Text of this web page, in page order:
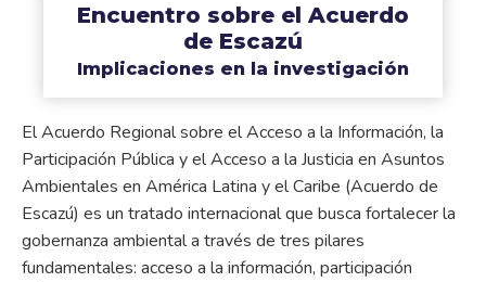
Encuentro sobre el Acuerdo
de Escazú
Implicaciones en la investigación
El Acuerdo Regional sobre el Acceso a la Información, la
Participación Pública y el Acceso a la Justicia en Asuntos
Ambientales en América Latina y el Caribe (Acuerdo de
Escazú) es un tratado internacional que busca fortalecer la
gobernanza ambiental a través de tres pilares
fundamentales: acceso a la información, participación